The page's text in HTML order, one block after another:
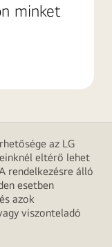
minket
az LG
eltérő lehet
rendelkezésre álló
esetben
azok
viszonteladó